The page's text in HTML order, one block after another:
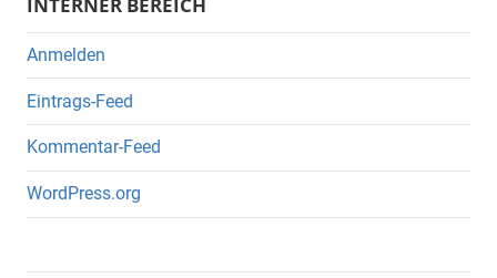
Anmelden
Eintrags-Feed
Kommentar-Feed
WordPress.org